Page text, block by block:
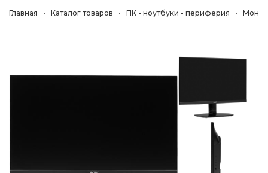
Главная Каталог товаров ПК - ноутбуки - периферия